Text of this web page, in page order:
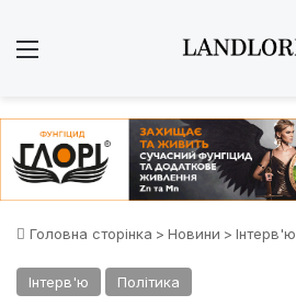
Головна сторінка > Новини > Інтерв'ю
Інтерв'ю Політика